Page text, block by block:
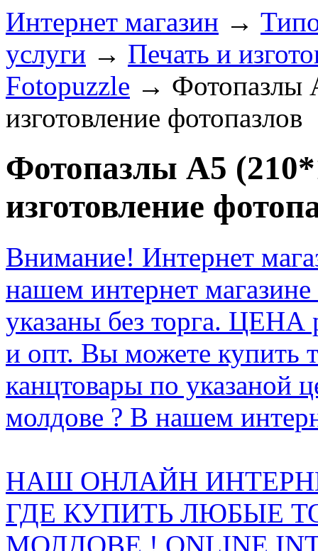
Интернет магазин →
услуги → Печать и
Fotopuzzle → Фотопазлы
изготовление фотопазлов
Фотопазлы А5
изготовление
Внимание! Интернет
нашем интернет
указаны без торга.
и опт. Вы можете купить
канцтовары по указаной
молдове ? В нашем
НАШ ОНЛАЙН
ГДЕ КУПИТЬ ЛЮБЫЕ
МОЛДОВЕ ! ONLINE